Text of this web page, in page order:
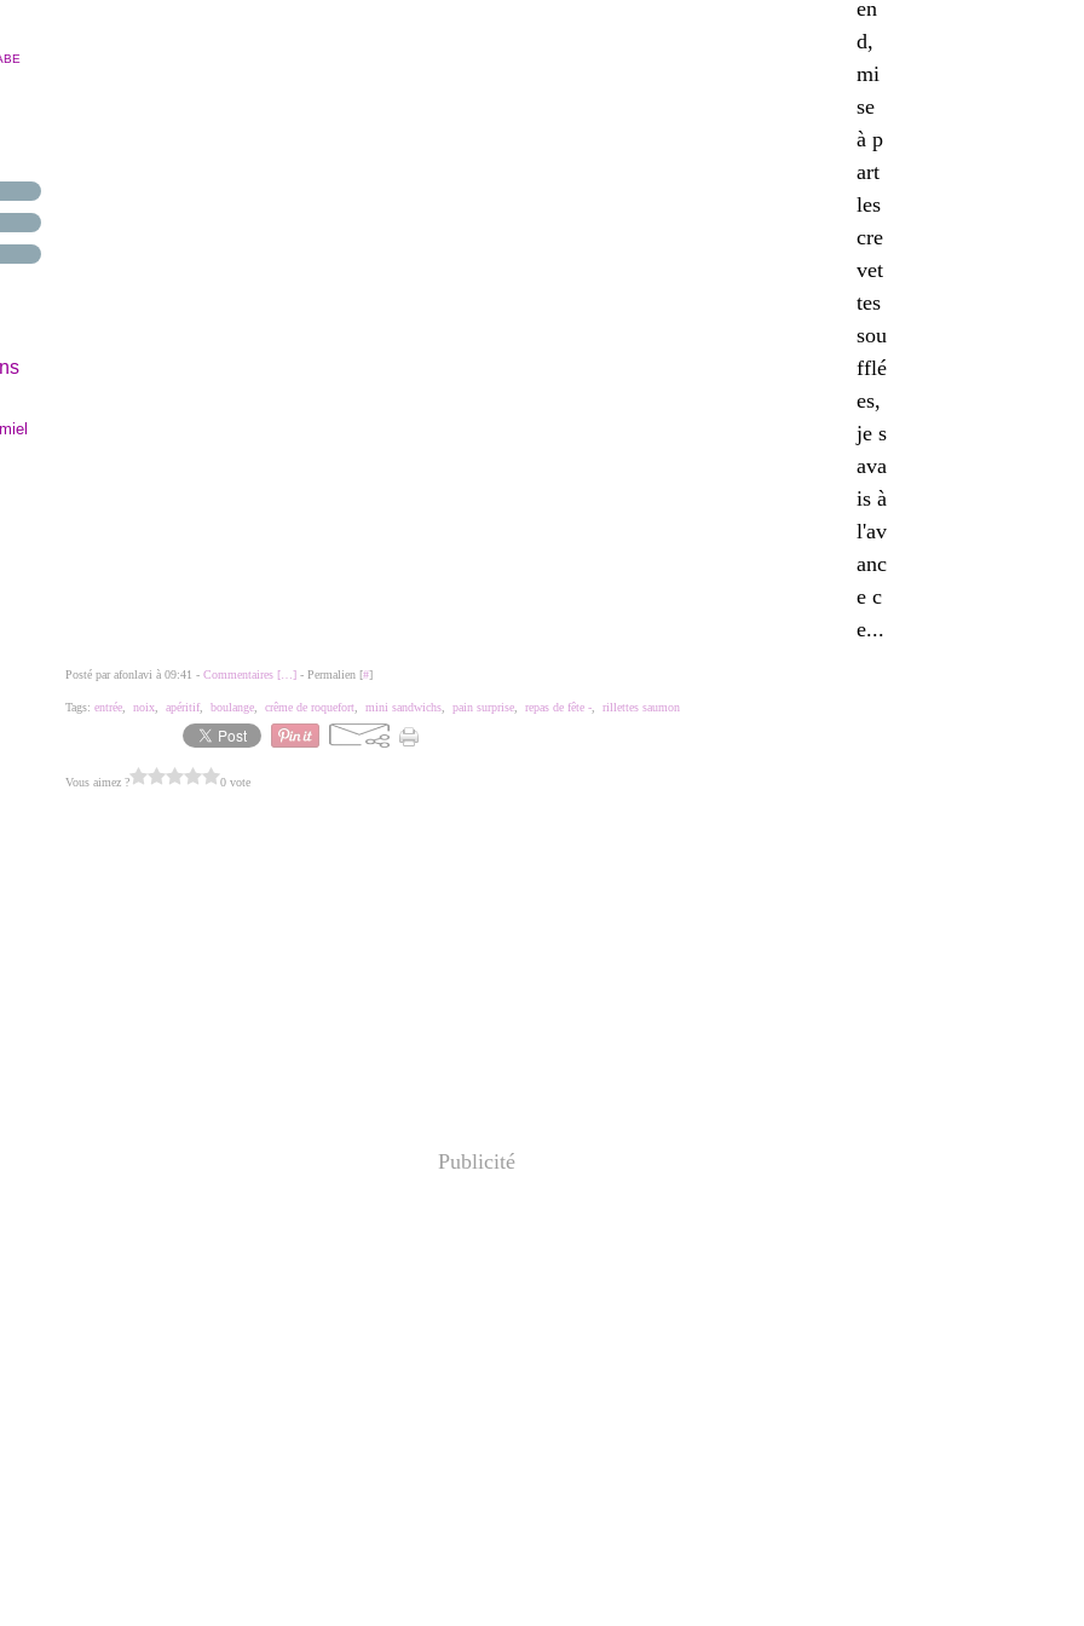
miel
en
d,
mi
se
à p
art
les
cre
vet
tes
sou
fflé
es,
je s
ava
is à
l'av
anc
e c
e...
Posté par afonlavi à 09:41 - Commentaires [ ] - Permalien [#]
Tags: entrée noix apéritif, boulange crême de roquefort mini sandwichs pain surprise repas de fête - rillettes saumon
Vous aimez ? 0 vote
Publicité